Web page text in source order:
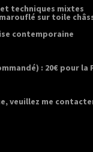
et techniques mixtes
sur toile
contemporaine
: 20€ pour la
veuillez me